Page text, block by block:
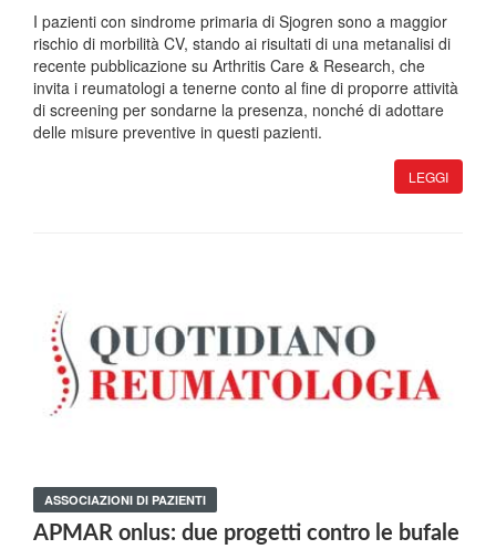
I pazienti con sindrome primaria di Sjogren sono a maggior
rischio di morbilità CV, stando ai risultati di una metanalisi di
recente pubblicazione su Arthritis Care & Research, che
invita i reumatologi a tenerne conto al fine di proporre attività
di screening per sondarne la presenza, nonché di adottare
delle misure preventive in questi pazienti.
LEGGI
ASSOCIAZIONI DI PAZIENTI
APMAR onlus: due progetti contro le bufale